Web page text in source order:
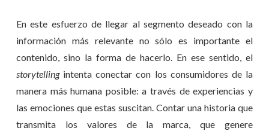
En este esfuerzo de llegar al segmento deseado con la
información más relevante no sólo es importante el
contenido, sino la forma de hacerlo. En ese sentido, el
storytellingintenta conectar con los consumidores de la
manera más humana posible: a través de experiencias y
las emociones que estas suscitan. Contar una historia que
transmita los valores de la marca, que genere